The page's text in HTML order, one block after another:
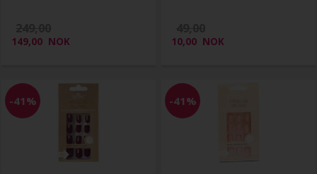
149,00 NOK 10,00 NOK
-41% -41%